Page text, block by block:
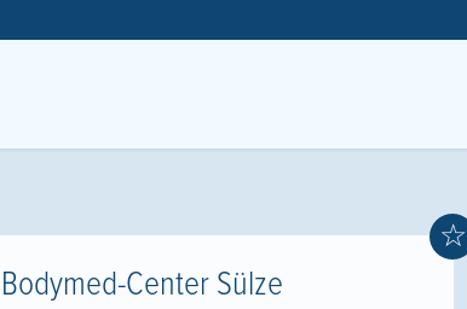
☆
Bodymed-Center Sülze